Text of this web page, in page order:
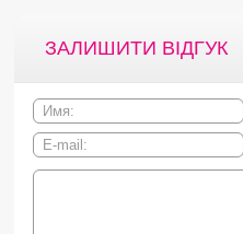
ЗАЛИШИТИ ВІДГУК